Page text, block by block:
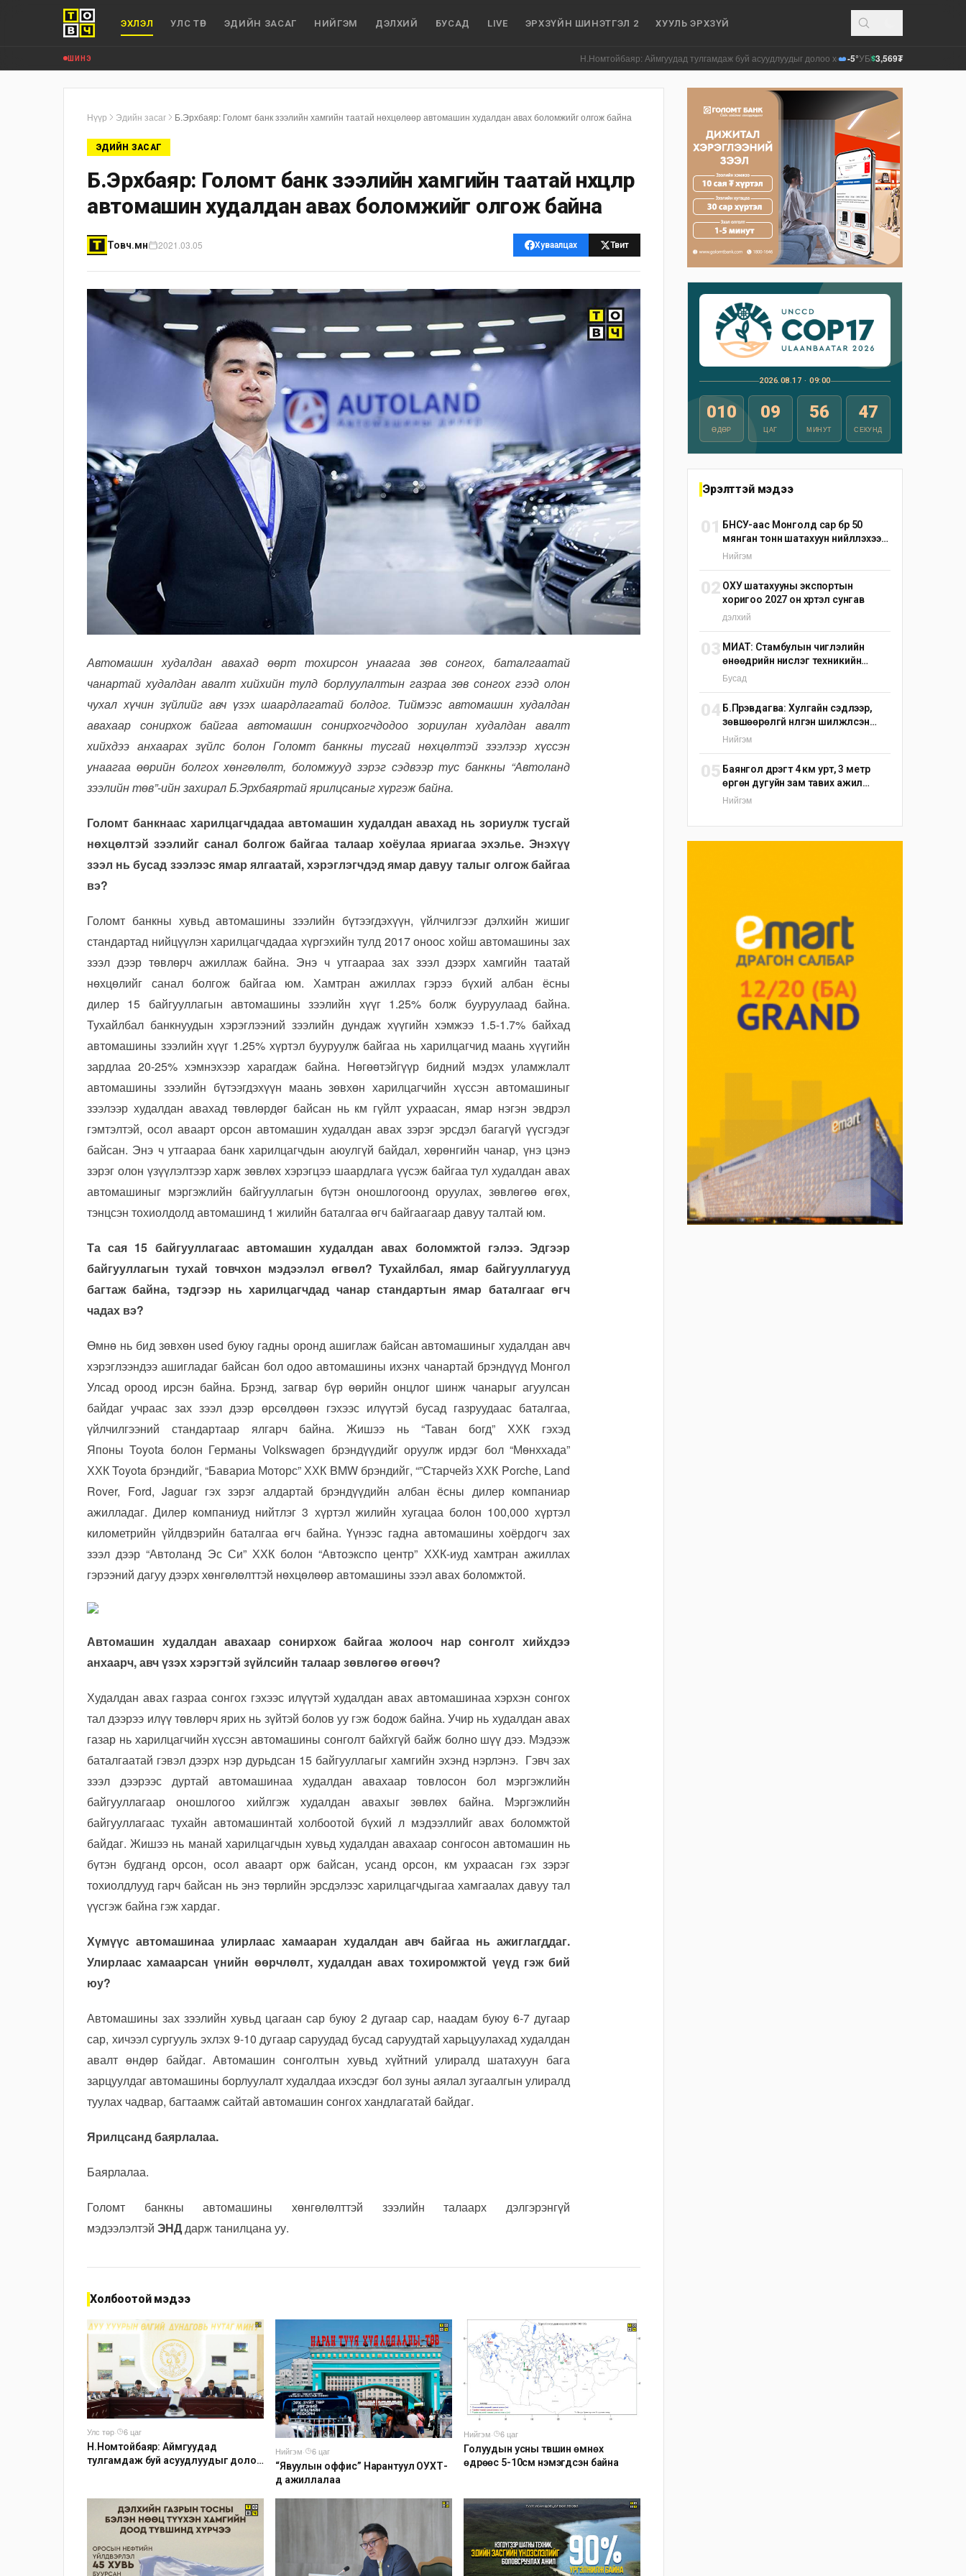
ЭХЛЭЛ УЛС ТӨР ЭДИЙН ЗАСАГ НИЙГЭМ ДЭЛХИЙ БУСАД LIVE ЭРХЗҮЙН ШИНЭТГЭЛ 2 ХУУЛЬ ЭРХЗҮЙ
ШИНЭ Н.Номтойбаяр: Аймгуудад тулгамдаж буй асуудлуудыг долоо хоног бүр Засгийн газрын хуралдаанд
-5°УБ$3,569₮
Нүүр Эдийн засаг Б.Эрхбаяр: Голомт банк зээлийн хамгийн таатай нөхцөлөөр автомашин худалдан авах боломжийг олгож байна
ЭДИЙН ЗАСАГ
Б.Эрхбаяр: Голомт банк зээлийн хамгийн таатай нөхцөлөөр
автомашин худалдан авах боломжийг олгож байна
Товч.мн 2021.03.05 Хуваалцах Твит
Автомашин худалдан авахад өөрт тохирсон унаагаа зөв сонгох, баталгаатай
чанартай худалдан авалт хийхийн тулд борлуулалтын газраа зөв сонгох гээд олон
чухал хүчин зүйлийг авч үзэх шаардлагатай болдог. Тиймээс автомашин худалдан
авахаар сонирхож байгаа автомашин сонирхогчдодоо зориулан худалдан авалт
хийхдээ анхаарах зүйлс болон Голомт банкны тусгай нөхцөлтэй зээлээр хүссэн
унаагаа өөрийн болгох хөнгөлөлт, боломжууд зэрэг сэдвээр тус банкны “Автоланд
зээлийн төв”-ийн захирал Б.Эрхбаяртай ярилцсаныг хүргэж байна.
Голомт банкнаас харилцагчдадаа автомашин худалдан авахад нь зориулж тусгай
нөхцөлтэй зээлийг санал болгож байгаа талаар хоёулаа яриагаа эхэлье. Энэхүү
зээл нь бусад зээлээс ямар ялгаатай, хэрэглэгчдэд ямар давуу талыг олгож байгаа
вэ?
Голомт банкны хувьд автомашины зээлийн бүтээгдэхүүн, үйлчилгээг дэлхийн жишиг
стандартад нийцүүлэн харилцагчдадаа хүргэхийн тулд 2017 оноос хойш автомашины зах
зээл дээр төвлөрч ажиллаж байна. Энэ ч утгаараа зах зээл дээрх хамгийн таатай
нөхцөлийг санал болгож байгаа юм. Хамтран ажиллах гэрээ бүхий албан ёсны
дилер 15 байгууллагын автомашины зээлийн хүүг 1.25% болж бууруулаад байна.
Тухайлбал банкнуудын хэрэглээний зээлийн дундаж хүүгийн хэмжээ 1.5-1.7% байхад
автомашины зээлийн хүүг 1.25% хүртэл бууруулж байгаа нь харилцагчид маань хүүгийн
зардлаа 20-25% хэмнэхээр харагдаж байна. Нөгөөтэйгүүр бидний мэдэх уламжлалт
автомашины зээлийн бүтээгдэхүүн маань зөвхөн харилцагчийн хүссэн автомашиныг
зээлээр худалдан авахад төвлөрдөг байсан нь км гүйлт ухраасан, ямар нэгэн эвдрэл
гэмтэлтэй, осол аваарт орсон автомашин худалдан авах зэрэг эрсдэл багагүй үүсгэдэг
байсан. Энэ ч утгаараа банк харилцагчдын аюулгүй байдал, хөрөнгийн чанар, үнэ цэнэ
зэрэг олон үзүүлэлтээр харж зөвлөх хэрэгцээ шаардлага үүсэж байгаа тул худалдан авах
автомашиныг мэргэжлийн байгууллагын бүтэн оношлогоонд оруулах, зөвлөгөө өгөх,
тэнцсэн тохиолдолд автомашинд 1 жилийн баталгаа өгч байгаагаар давуу талтай юм.
Та сая 15 байгууллагаас автомашин худалдан авах боломжтой гэлээ. Эдгээр
байгууллагын тухай товчхон мэдээлэл өгвөл? Тухайлбал, ямар байгууллагууд
багтаж байна, тэдгээр нь харилцагчдад чанар стандартын ямар баталгааг өгч
чадах вэ?
Өмнө нь бид зөвхөн used буюу гадны оронд ашиглаж байсан автомашиныг худалдан авч
хэрэглээндээ ашигладаг байсан бол одоо автомашины ихэнх чанартай брэндүүд Монгол
Улсад ороод ирсэн байна. Брэнд, загвар бүр өөрийн онцлог шинж чанарыг агуулсан
байдаг учраас зах зээл дээр өрсөлдөөн гэхээс илүүтэй бусад газруудаас баталгаа,
үйлчилгээний стандартаар ялгарч байна. Жишээ нь “Таван богд” ХХК гэхэд
Японы Toyota болон Германы Volkswagen брэндүүдийг оруулж ирдэг бол “Мөнххада”
ХХК Toyota брэндийг, “Бавариа Моторс” ХХК BMW брэндийг, “”Старчейз ХХК Porche, Land
Rover, Ford, Jaguar гэх зэрэг алдартай брэндүүдийн албан ёсны дилер компаниар
ажилладаг. Дилер компаниуд нийтлэг 3 хүртэл жилийн хугацаа болон 100,000 хүртэл
километрийн үйлдвэрийн баталгаа өгч байна. Үүнээс гадна автомашины хоёрдогч зах
зээл дээр “Автоланд Эс Си” ХХК болон “Автоэкспо центр” ХХК-иуд хамтран ажиллах
гэрээний дагуу дээрх хөнгөлөлттэй нөхцөлөөр автомашины зээл авах боломжтой.
Автомашин худалдан авахаар сонирхож байгаа жолооч нар сонголт хийхдээ
анхаарч, авч үзэх хэрэгтэй зүйлсийн талаар зөвлөгөө өгөөч?
Худалдан авах газраа сонгох гэхээс илүүтэй худалдан авах автомашинаа хэрхэн сонгох
тал дээрээ илүү төвлөрч ярих нь зүйтэй болов уу гэж бодож байна. Учир нь худалдан авах
газар нь харилцагчийн хүссэн автомашины сонголт байхгүй байж болно шүү дээ. Мэдээж
баталгаатай гэвэл дээрх нэр дурьдсан 15 байгууллагыг хамгийн эхэнд нэрлэнэ. Гэвч зах
зээл дээрээс дуртай автомашинаа худалдан авахаар товлосон бол мэргэжлийн
байгууллагаар оношлогоо хийлгэж худалдан авахыг зөвлөх байна. Мэргэжлийн
байгууллагаас тухайн автомашинтай холбоотой бүхий л мэдээллийг авах боломжтой
байдаг. Жишээ нь манай харилцагчдын хувьд худалдан авахаар сонгосон автомашин нь
бүтэн будганд орсон, осол аваарт орж байсан, усанд орсон, км ухраасан гэх зэрэг
тохиолдлууд гарч байсан нь энэ төрлийн эрсдэлээс харилцагчдыгаа хамгаалах давуу тал
үүсгэж байна гэж хардаг.
Хүмүүс автомашинаа улирлаас хамааран худалдан авч байгаа нь ажиглагддаг.
Улирлаас хамаарсан үнийн өөрчлөлт, худалдан авах тохиромжтой үеүд гэж бий
юу?
Автомашины зах зээлийн хувьд цагаан сар буюу 2 дугаар сар, наадам буюу 6-7 дугаар
сар, хичээл сургууль эхлэх 9-10 дугаар саруудад бусад саруудтай харьцуулахад худалдан
авалт өндөр байдаг. Автомашин сонголтын хувьд хүйтний улиралд шатахуун бага
зарцуулдаг автомашины борлуулалт худалдаа ихэсдэг бол зуны аялал зугаалгын улиралд
туулах чадвар, багтаамж сайтай автомашин сонгох хандлагатай байдаг.
Ярилцсанд баярлалаа.
Баярлалаа.
Голомт банкны автомашины хөнгөлөлттэй зээлийн талаарх дэлгэрэнгүй
мэдээлэлтэй ЭНДдарж танилцана уу.
Холбоотой мэдээ
Улс төр·
6 цаг
Н.Номтойбаяр: Аймгуудад
тулгамдаж буй асуудлуудыг долоо
шийдвэрлүүлнэ
Нийгэм·
6 цаг
“Явуулын оффис” Нарантуул ОУХТ-
д ажиллалаа
Нийгэм·
6 цаг
Голуудын усны түвшин өмнөх
өдрөөс 5-10см нэмэгдсэн байна
2026.08.17 · 09:00
010
ӨДӨР
09
ЦАГ
56
МИНУТ
45
СЕКУНД
Эрэлттэй мэдээ
01 БНСУ-аас Монголд сар бүр 50
мянган тонн шатахуун нийлүүлэхээр
тохиролцжээ
Нийгэм
02 ОХУ шатахууны экспортын
хоригоо 2027 он хүртэл сунгав
дэлхий
03 МИАТ: Стамбулын чиглэлийн
өнөөдрийн нислэг техникийн
шалтгаанаар цуцлагдлаа
Бусад
04 Б.Пүрэвдагва: Хулгайн сэдлээр,
зөвшөөрөлгүй нүүлгэн шилжүүлсэн
С.Зоригийн хөшөөг өнөөдрийн
Нийгэм
05 Баянгол дүүрэгт 4 км урт, 3 метр
өргөн дугуйн зам тавих ажил
үргэлжилж байна
Нийгэм